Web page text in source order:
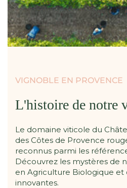
VIGNOBLE EN PROVENCE
L'histoire de notre
Le domaine viticole du
des Côtes de Provence
reconnus parmi les
Découvrez les mystères de
en Agriculture Biologique et
innovantes.